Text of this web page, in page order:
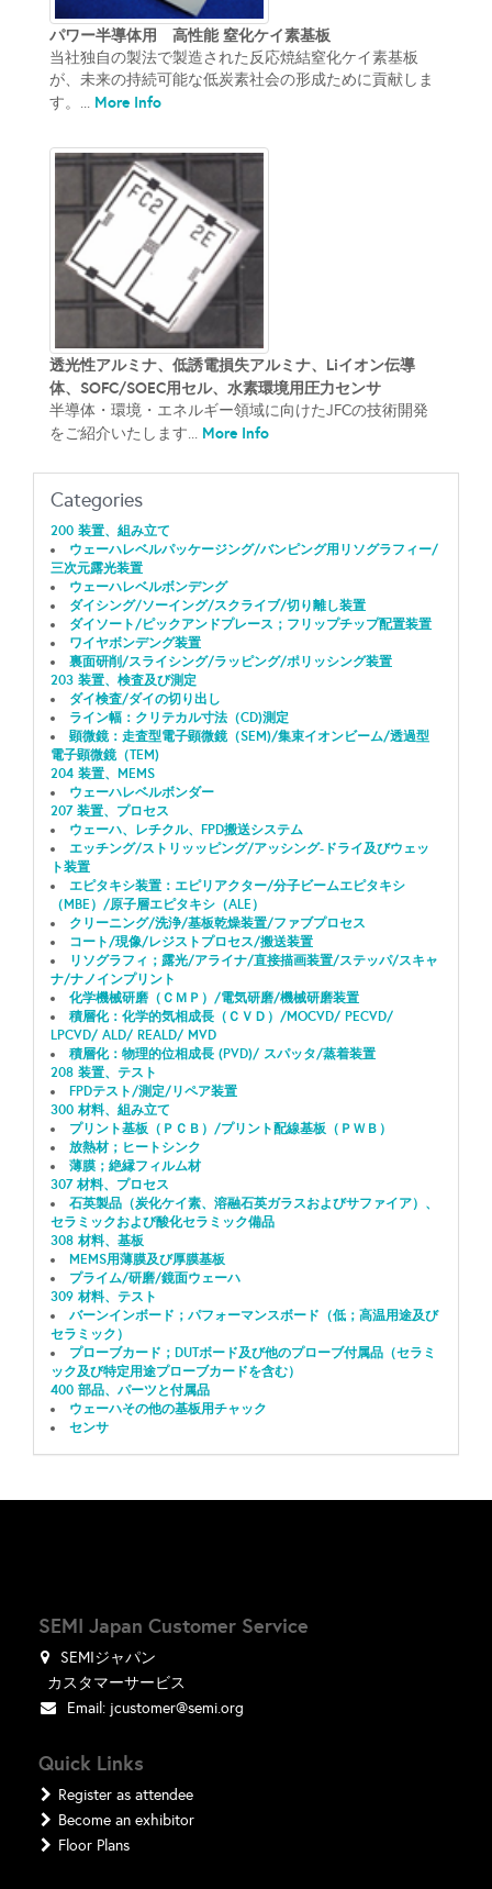
パワー半導体用 高性能 窒化ケイ素基板
当社独自の製法で製造された反応焼結窒化ケイ素基板
が、未来の持続可能な低炭素社会の形成ために貢献しま
す。... More Info
透光性アルミナ、低誘電損失アルミナ、Liイオン伝導
体、SOFC/SOEC用セル、水素環境用圧力センサ
半導体・環境・エネルギー領域に向けたJFCの技術開発
をご紹介いたします... More Info
Categories
200 装置、組み立て
ウェーハレベルパッケージング/バンピング用リソグラフィー/
三次元露光装置
ウェーハレベルボンデング
ダイシング/ソーイング/スクライブ/切り離し装置
ダイソート/ピックアンドプレース；フリップチップ配置装置
ワイヤボンデング装置
裏面研削/スライシング/ラッピング/ポリッシング装置
203 装置、検査及び測定
ダイ検査/ダイの切り出し
ライン幅：クリテカル寸法（CD)測定
顕微鏡：走査型電子顕微鏡（SEM)/集束イオンビーム/透過型
電子顕微鏡（TEM)
204 装置、MEMS
ウェーハレベルボンダー
207 装置、プロセス
ウェーハ、レチクル、FPD搬送システム
エッチング/ストリッッピング/アッシング-ドライ及びウェッ
ト装置
エピタキシ装置：エピリアクター/分子ビームエピタキシ
（MBE）/原子層エピタキシ（ALE）
クリーニング/洗浄/基板乾燥装置/ファブプロセス
コート/現像/レジストプロセス/搬送装置
リソグラフィ；露光/アライナ/直接描画装置/ステッパ/スキャ
ナ/ナノインプリント
化学機械研磨（ＣＭＰ）/電気研磨/機械研磨装置
積層化：化学的気相成長（ＣＶＤ）/MOCVD/ PECVD/
LPCVD/ ALD/ REALD/ MVD
積層化：物理的位相成長 (PVD)/ スパッタ/蒸着装置
208 装置、テスト
FPDテスト/測定/リペア装置
300 材料、組み立て
プリント基板（ＰＣＢ）/プリント配線基板（ＰＷＢ）
放熱材；ヒートシンク
薄膜；絶縁フィルム材
307 材料、プロセス
石英製品（炭化ケイ素、溶融石英ガラスおよびサファイア）、
セラミックおよび酸化セラミック備品
308 材料、基板
MEMS用薄膜及び厚膜基板
プライム/研磨/鏡面ウェーハ
309 材料、テスト
バーンインボード；パフォーマンスボード（低；高温用途及び
セラミック）
プローブカード；DUTボード及び他のプローブ付属品（セラミ
ック及び特定用途プローブカードを含む）
400 部品、パーツと付属品
ウェーハその他の基板用チャック
センサ
SEMI Japan Customer Service
SEMIジャパン
カスタマーサービス
Email: jcustomer@semi.org
Quick Links
Register as attendee
Become an exhibitor
Floor Plans